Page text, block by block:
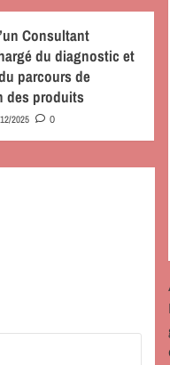
Consultant
du diagnostic et
parcours de
des produits
2025 0